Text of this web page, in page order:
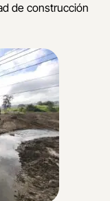
de construcción